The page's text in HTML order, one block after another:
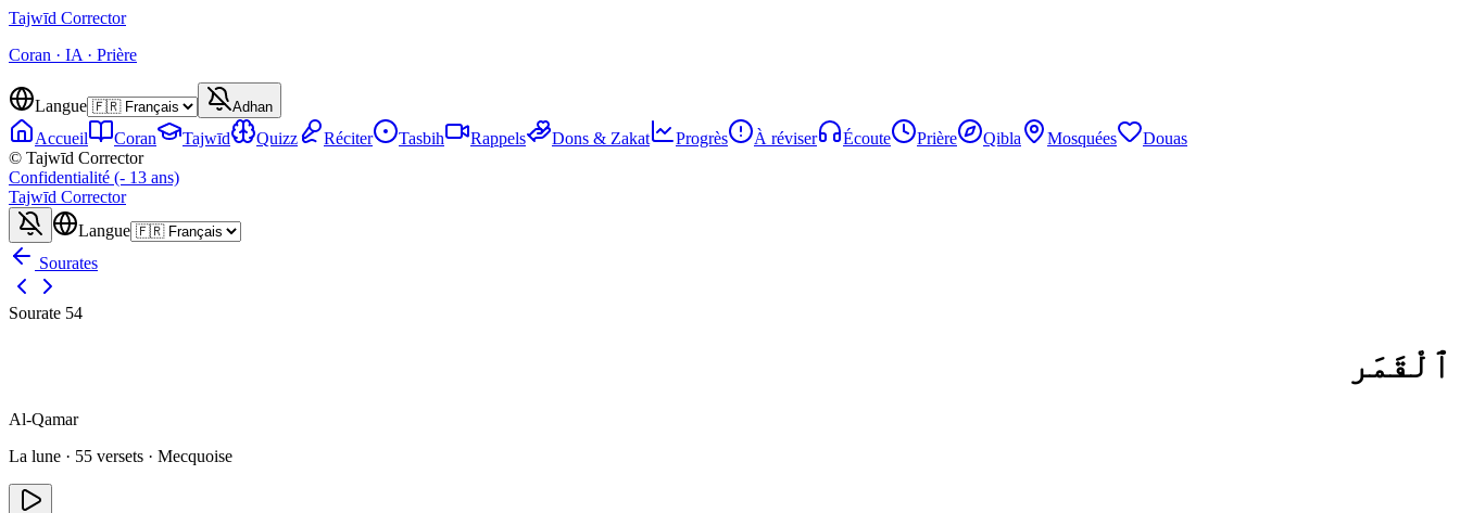
Tajwīd Corrector
Coran · IA · Prière
Langue Adhan
Accueil Coran Tajwīd Quizz Réciter Tasbih Rappels Dons & Zakat Progrès À réviser Écoute Prière Qibla Mosquées
Douas
© Tajwīd Corrector
Confidentialité (- 13 ans)
Tajwīd Corrector
Langue
Sourates
Sourate 54
ٱلْقَمَر
Al-Qamar
La lune · 55 versets · Mecquoise